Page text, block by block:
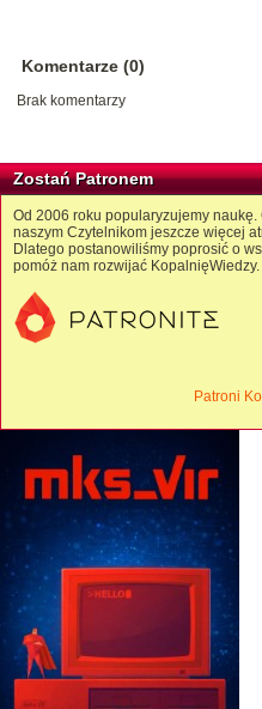
Komentarze (0)
Brak komentarzy
Zostań Patronem
Od 2006 roku popularyzujemy
naszym Czytelnikom jeszcze więcej
Dlatego postanowiliśmy poprosić o
pomóż nam rozwijać KopalnięWiedzy.
Patroni